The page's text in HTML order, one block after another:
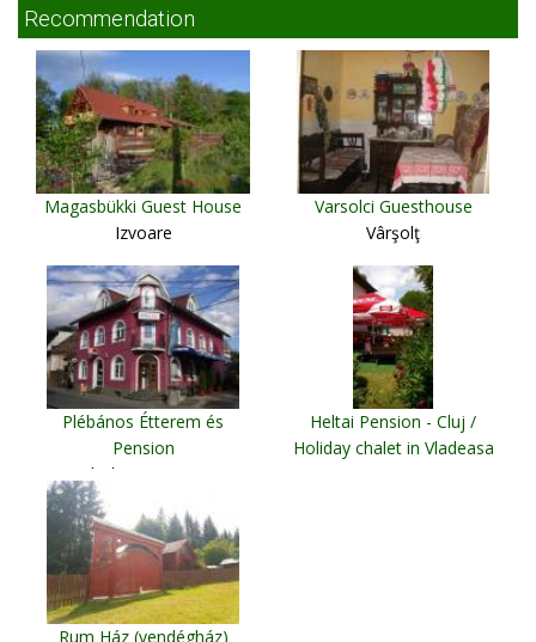
Recommendation
Magasbükki Guest House
Izvoare
Varsolci Guesthouse
Vârşolţ
Plébános Étterem és
Pension
Odorheiu Secuiesc
Heltai Pension - Cluj /
Holiday chalet in Vladeasa
Rum Ház (vendégház)